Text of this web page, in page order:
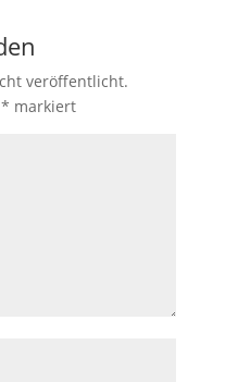
veröffentlicht.
* markiert